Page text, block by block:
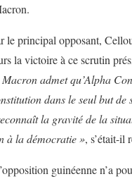
le principal opposant,
la victoire à ce scrutin
admet qu’Alpha
dans le seul but de
la gravité de la
à la démocratie », s’était-il
guinéenne n’a